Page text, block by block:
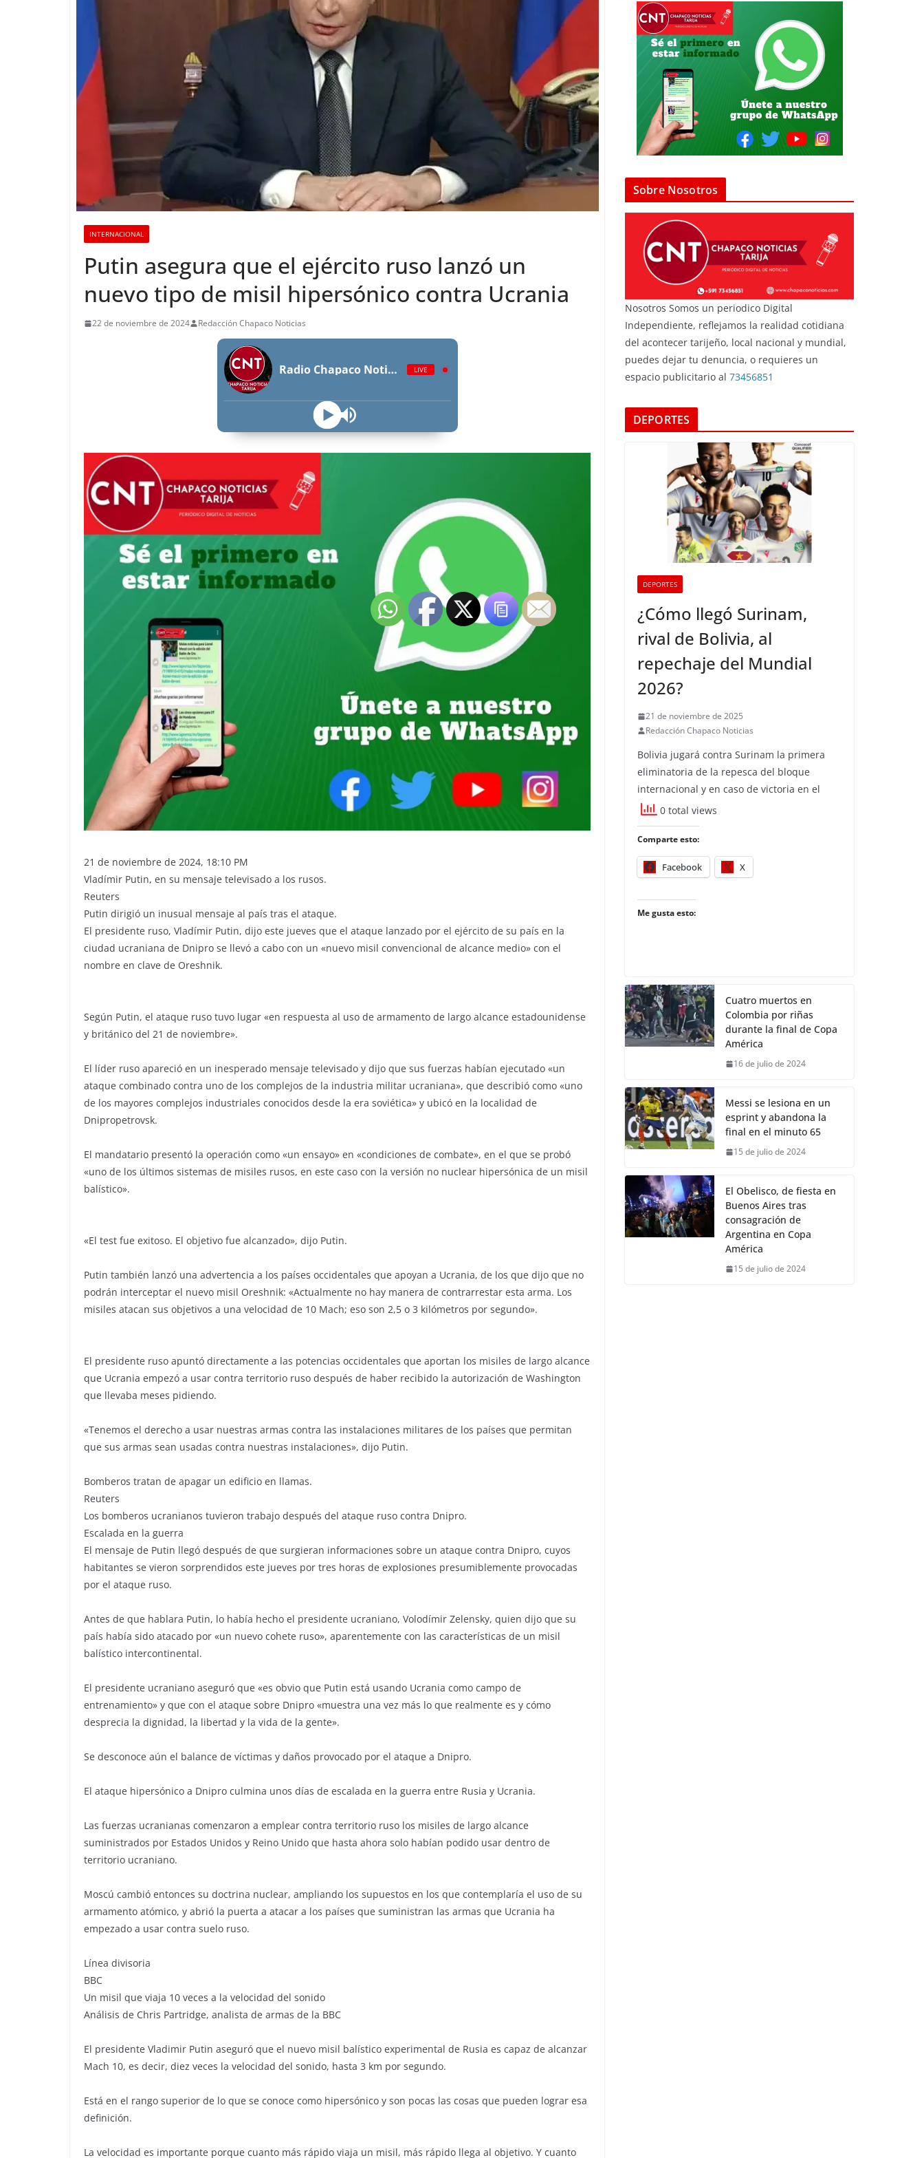
INTERNACIONAL
Putin asegura que el ejército ruso lanzó un
nuevo tipo de misil hipersónico contra Ucrania
22 de noviembre de 2024 Redacción Chapaco Noticias
Radio Chapaco Noticias Las 24 horas en vivo LIVE
21 de noviembre de 2024, 18:10 PM
Vladímir Putin, en su mensaje televisado a los rusos.
Reuters
Putin dirigió un inusual mensaje al país tras el ataque.
El presidente ruso, Vladímir Putin, dijo este jueves que el ataque lanzado por el ejército de su país en la
ciudad ucraniana de Dnipro se llevó a cabo con un «nuevo misil convencional de alcance medio» con el
nombre en clave de Oreshnik.
Según Putin, el ataque ruso tuvo lugar «en respuesta al uso de armamento de largo alcance estadounidense
y británico del 21 de noviembre».
El líder ruso apareció en un inesperado mensaje televisado y dijo que sus fuerzas habían ejecutado «un
ataque combinado contra uno de los complejos de la industria militar ucraniana», que describió como «uno
de los mayores complejos industriales conocidos desde la era soviética» y ubicó en la localidad de
Dnipropetrovsk.
El mandatario presentó la operación como «un ensayo» en «condiciones de combate», en el que se probó
«uno de los últimos sistemas de misiles rusos, en este caso con la versión no nuclear hipersónica de un misil
balístico».
«El test fue exitoso. El objetivo fue alcanzado», dijo Putin.
Putin también lanzó una advertencia a los países occidentales que apoyan a Ucrania, de los que dijo que no
podrán interceptar el nuevo misil Oreshnik: «Actualmente no hay manera de contrarrestar esta arma. Los
misiles atacan sus objetivos a una velocidad de 10 Mach; eso son 2,5 o 3 kilómetros por segundo».
El presidente ruso apuntó directamente a las potencias occidentales que aportan los misiles de largo alcance
que Ucrania empezó a usar contra territorio ruso después de haber recibido la autorización de Washington
que llevaba meses pidiendo.
«Tenemos el derecho a usar nuestras armas contra las instalaciones militares de los países que permitan
que sus armas sean usadas contra nuestras instalaciones», dijo Putin.
Bomberos tratan de apagar un edificio en llamas.
Reuters
Los bomberos ucranianos tuvieron trabajo después del ataque ruso contra Dnipro.
Escalada en la guerra
El mensaje de Putin llegó después de que surgieran informaciones sobre un ataque contra Dnipro, cuyos
habitantes se vieron sorprendidos este jueves por tres horas de explosiones presumiblemente provocadas
por el ataque ruso.
Antes de que hablara Putin, lo había hecho el presidente ucraniano, Volodímir Zelensky, quien dijo que su
país había sido atacado por «un nuevo cohete ruso», aparentemente con las características de un misil
balístico intercontinental.
El presidente ucraniano aseguró que «es obvio que Putin está usando Ucrania como campo de
entrenamiento» y que con el ataque sobre Dnipro «muestra una vez más lo que realmente es y cómo
desprecia la dignidad, la libertad y la vida de la gente».
Se desconoce aún el balance de víctimas y daños provocado por el ataque a Dnipro.
El ataque hipersónico a Dnipro culmina unos días de escalada en la guerra entre Rusia y Ucrania.
Las fuerzas ucranianas comenzaron a emplear contra territorio ruso los misiles de largo alcance
suministrados por Estados Unidos y Reino Unido que hasta ahora solo habían podido usar dentro de
territorio ucraniano.
Moscú cambió entonces su doctrina nuclear, ampliando los supuestos en los que contemplaría el uso de su
armamento atómico, y abrió la puerta a atacar a los países que suministran las armas que Ucrania ha
empezado a usar contra suelo ruso.
Línea divisoria
BBC
Un misil que viaja 10 veces a la velocidad del sonido
Análisis de Chris Partridge, analista de armas de la BBC
El presidente Vladimir Putin aseguró que el nuevo misil balístico experimental de Rusia es capaz de alcanzar
Mach 10, es decir, diez veces la velocidad del sonido, hasta 3 km por segundo.
Está en el rango superior de lo que se conoce como hipersónico y son pocas las cosas que pueden lograr esa
definición.
La velocidad es importante porque cuanto más rápido viaja un misil, más rápido llega al objetivo. Y cuanto
Sobre Nosotros
Nosotros Somos un periodico Digital
Independiente, reflejamos la realidad cotidiana
del acontecer tarijeño, local nacional y mundial,
puedes dejar tu denuncia, o requieres un
espacio publicitario al 73456851
DEPORTES
DEPORTES
¿Cómo llegó Surinam,
rival de Bolivia, al
repechaje del Mundial
2026?
21 de noviembre de 2025
Redacción Chapaco Noticias
Bolivia jugará contra Surinam la primera
eliminatoria de la repesca del bloque
internacional y en caso de victoria en el
0 total views
Comparte esto:
Facebook X
Me gusta esto:
Cuatro muertos en
Colombia por riñas
durante la final de Copa
América
16 de julio de 2024
Messi se lesiona en un
esprint y abandona la
final en el minuto 65
15 de julio de 2024
El Obelisco, de fiesta en
Buenos Aires tras
consagración de
Argentina en Copa
América
15 de julio de 2024